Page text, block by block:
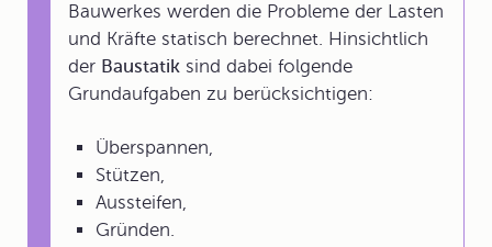
Bauwerkes werden die Probleme der Lasten
und Kräfte statisch berechnet. Hinsichtlich
der Baustatik sind dabei folgende
Grundaufgaben zu berücksichtigen:
Überspannen,
Stützen,
Aussteifen,
Gründen.